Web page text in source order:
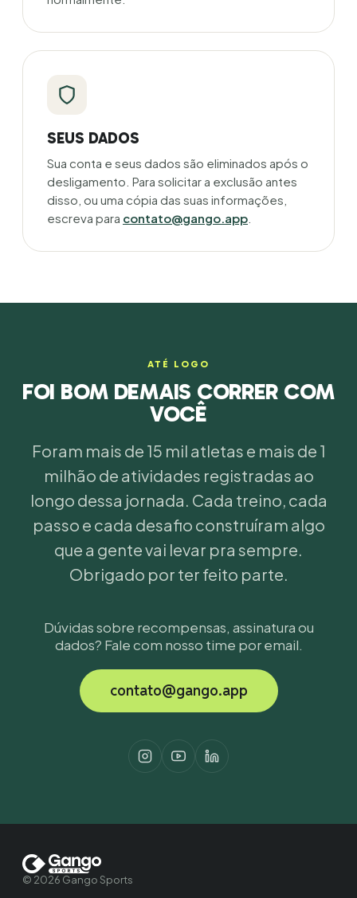
SEUS DADOS
Sua conta e seus dados são eliminados após o
desligamento. Para solicitar a exclusão antes
disso, ou uma cópia das suas informações,
escreva para contato@gango.app
ATÉ LOGO
FOI BOM DEMAIS CORRER COM
VOCÊ
Foram mais de 15 mil atletas e mais de 1
milhão de atividades registradas ao
longo dessa jornada. Cada treino, cada
passo e cada desafio construíram algo
que a gente vai levar pra sempre.
Obrigado por ter feito parte.
Dúvidas sobre recompensas, assinatura ou
dados? Fale com nosso time por email.
contato@gango.app
© 2026 Gango Sports